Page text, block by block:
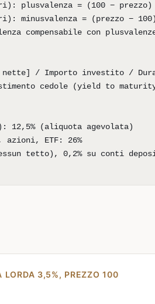
plusvalenza = (100 − prezzo)
minusvalenza = (prezzo −
compensabile con
nette] / Importo investito /
cedole (yield to
12,5% (aliquota agevolata)
ETF: 26%
tetto), 0,2% su conti
3,5%, PREZZO 100